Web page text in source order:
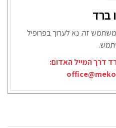
ברד
זה. נא לערוך בפרופיל
דרך המייל האדום: